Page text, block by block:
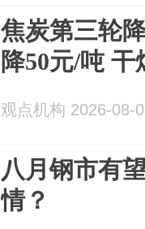
焦炭第三轮
降50元/吨
观点机构 2026-08-
八月钢市有
情？